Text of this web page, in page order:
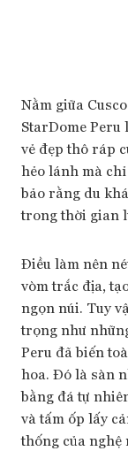
Nằm giữa
StarDome Peru
vẻ đẹp thô ráp
hẻo lánh mà
bảo rằng du
trong thời gian
Điều làm nên
vòm trắc địa,
ngọn núi. Tuy
trọng như
Peru đã biến
hoa. Đó là sàn
bằng đá tự
và tấm ốp lấy
thống của